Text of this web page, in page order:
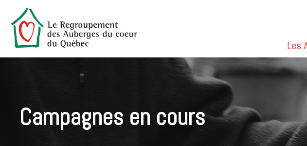
Les
Campagnes en cours